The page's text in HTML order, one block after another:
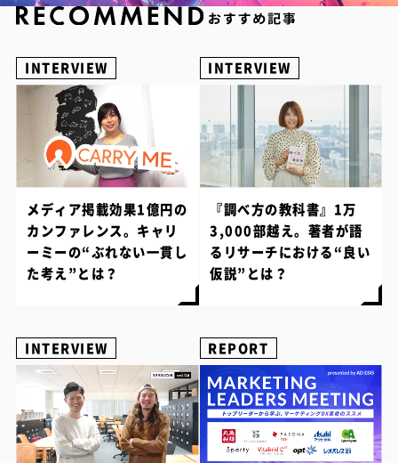
INTERVIEW
メディア掲載効果1億円の
カンファレンス。キャリ
ーミーの“ぶれない一貫し
た考え”とは？
INTERVIEW
『調べ方の教科書』1万
3,000部越え。著者が語
るリサーチにおける“良い
仮説”とは？
INTERVIEW REPORT